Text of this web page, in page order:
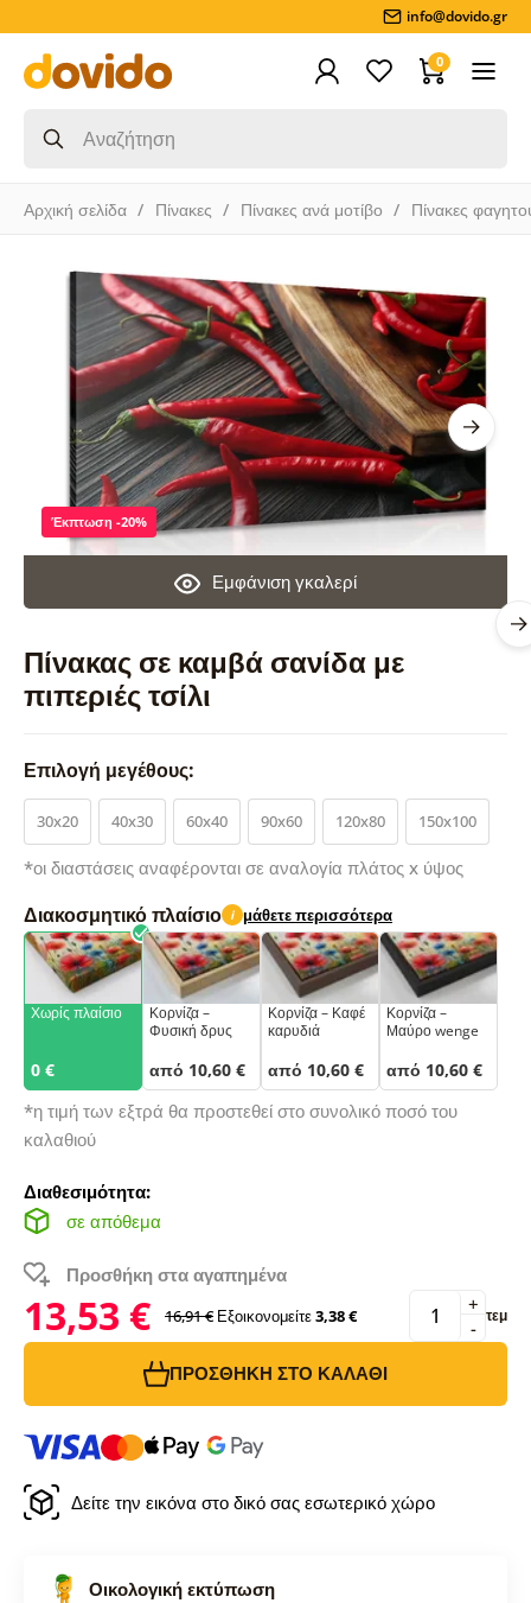
info@dovido.gr
0
Αρχική σελίδα Πίνακες Πίνακες ανά μοτίβο Πίνακες
Πίνακας σε καμβά σανίδα με
πιπεριές τσίλι
Εμφάνιση γκαλερί
Έκπτωση -20%
Επιλογή μεγέθους:
30x20 40x30 60x40 90x60 120x80 150x100
*οι διαστάσεις αναφέρονται σε αναλογία πλάτος x ύψος
Διακοσμητικό πλαίσιο i μάθετε περισσότερα
Χωρίς πλαίσιο
0 €
Κορνίζα –
Φυσική δρυς
από 10,60 €
Κορνίζα – Καφέ
καρυδιά
από 10,60 €
Κορνίζα –
Μαύρο wenge
από 10,60 €
*η τιμή των εξτρά θα προστεθεί στο συνολικό ποσό του
καλαθιού
Διαθεσιμότητα:
σε απόθεμα
Προσθήκη στα αγαπημένα
13,53 € 16,91 € Εξοικονομείτε3,38 € -
+ τεμ
ΠΡΟΣΘΉΚΗ ΣΤΟ ΚΑΛΆΘΙ
Δείτε την εικόνα στο δικό σας εσωτερικό χώρο
Οικολογική εκτύπωση